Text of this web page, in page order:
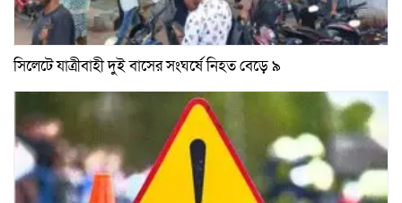
সিলেটে যাত্রীবাহী দুই বাসের সংঘর্ষে নিহত বেড়ে ৯